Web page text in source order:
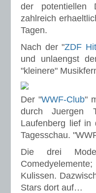
der potentiellen
zahlreich
Tagen.
Nach der "ZDF
und unlaengst
"kleinere"
Der "WWF-Club"
durch Juergen
Laufenberg lief in
Tagesschau.
Die drei
Kulissen.
Stars dort auf…